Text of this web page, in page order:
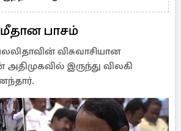
பாசம்
விசுவாசியான
இருந்து விலகி